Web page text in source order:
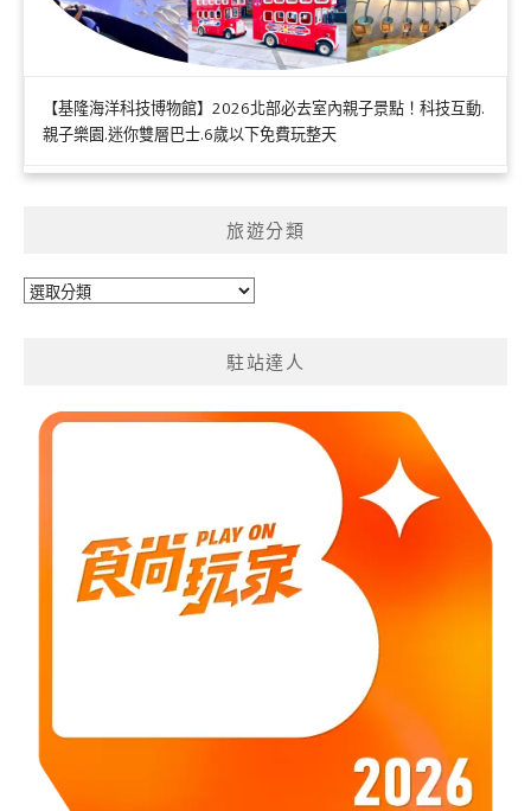
【基隆海洋科技博物館】2026北部必去室內親子景點！科技互動.
親子樂園.迷你雙層巴士.6歲以下免費玩整天
旅遊分類
旅
駐站達人